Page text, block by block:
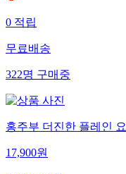
0적립
무료배송
322명구매중
홍주부 더진한 플레인
17,900원